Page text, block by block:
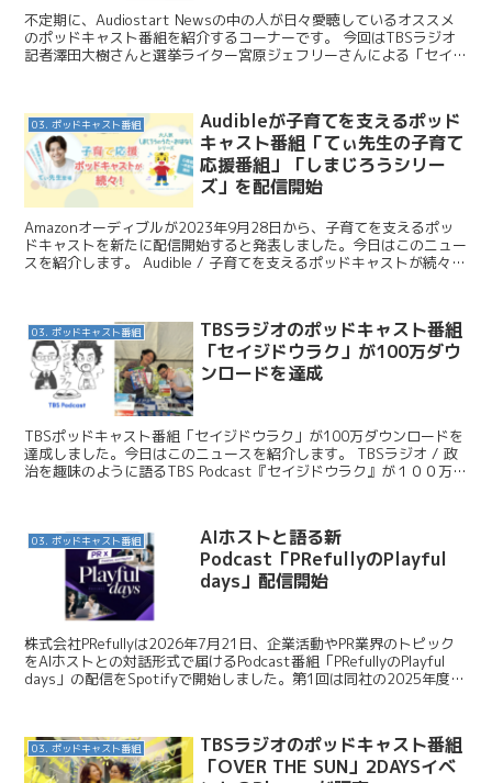
不定期に、Audiostart Newsの中の人が日々愛聴しているオススメ
のポッドキャスト番組を紹介するコーナーです。 今回はTBSラジオ
記者澤田大樹さんと選挙ライター宮原ジェフリーさんによる「セイジ
03. ポッドキャスト番組
Audibleが子育てを支えるポッド
キャスト番組「てぃ先生の子育て
応援番組」「しまじろうシリー
ズ」を配信開始
Amazonオーディブルが2023年9月28日から、子育てを支えるポッ
ドキャストを新たに配信開始すると発表しました。今日はこのニュー
スを紹介します。 Audible / 子育てを支えるポッドキャストが続々登
03. ポッドキャスト番組
TBSラジオのポッドキャスト番組
「セイジドウラク」が100万ダウ
ンロードを達成
TBSポッドキャスト番組「セイジドウラク」が100万ダウンロードを
達成しました。今日はこのニュースを紹介します。 TBSラジオ / 政
治を趣味のように語るTBS Podcast『セイジドウラク』が１００万ダ
03. ポッドキャスト番組
AIホストと語る新
Podcast「PRefullyのPlayful
days」配信開始
株式会社PRefullyは2026年7月21日、企業活動やPR業界のトピック
をAIホストとの対話形式で届けるPodcast番組「PRefullyのPlayful
days」の配信をSpotifyで開始しました。第1回は同社の2025年度決
03. ポッドキャスト番組
TBSラジオのポッドキャスト番組
「OVER THE SUN」2DAYSイベ